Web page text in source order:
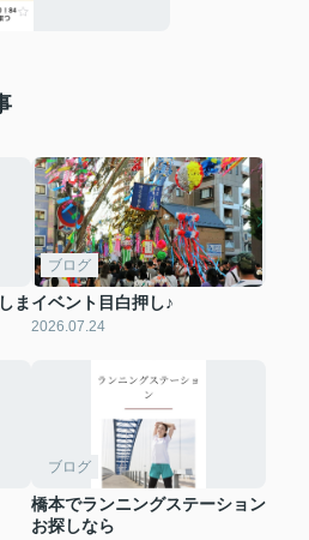
ま
ブログ
イベント目白押し♪
2026.07.24
ブログ
橋本でランニングステーション
お探しなら